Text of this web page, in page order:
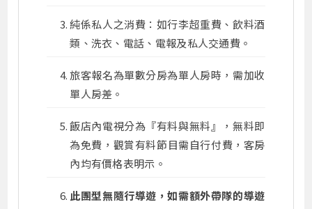
純係私人之消費：如行李超重費、飲料酒
類、洗衣、電話、電報及私人交通費。
旅客報名為單數分房為單人房時，需加收
單人房差。
飯店內電視分為『有料與無料』，無料即
為免費，觀賞有料節目需自行付費，客房
內均有價格表明示。
此團型無隨行導遊，如需額外帶隊的導遊